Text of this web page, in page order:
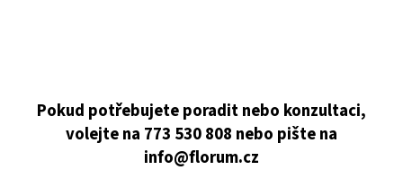
Pokud potřebujete poradit nebo konzultaci,
volejte na 773 530 808 nebo pište na
info@florum.cz